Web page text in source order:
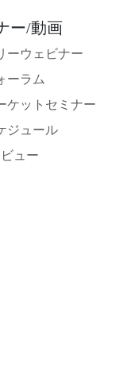
ー/動画
ーウェビナー
ーラム
ケットセミナー
ジュール
ュー